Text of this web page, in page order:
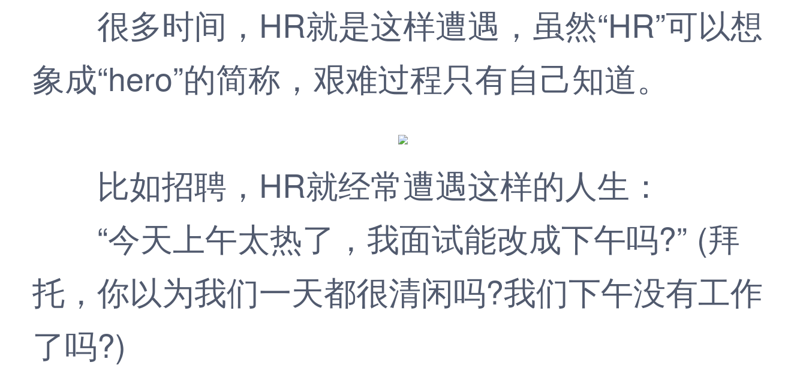
很多时间，HR就是这样遭遇，虽然“HR”可以想
象成“hero”的简称，艰难过程只有自己知道。
比如招聘，HR就经常遭遇这样的人生：
“今天上午太热了，我面试能改成下午吗?” (拜
托，你以为我们一天都很清闲吗?我们下午没有工作
了吗?)